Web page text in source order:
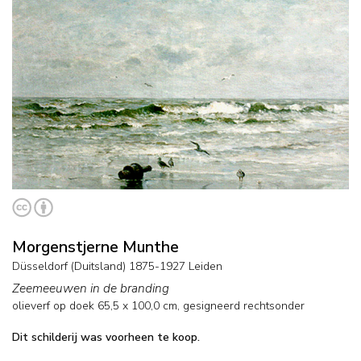
Morgenstjerne Munthe
Düsseldorf (Duitsland) 1875-1927 Leiden
Zeemeeuwen in de branding
olieverf op doek 65,5 x 100,0 cm, gesigneerd rechtsonder
Dit schilderij was voorheen te koop.